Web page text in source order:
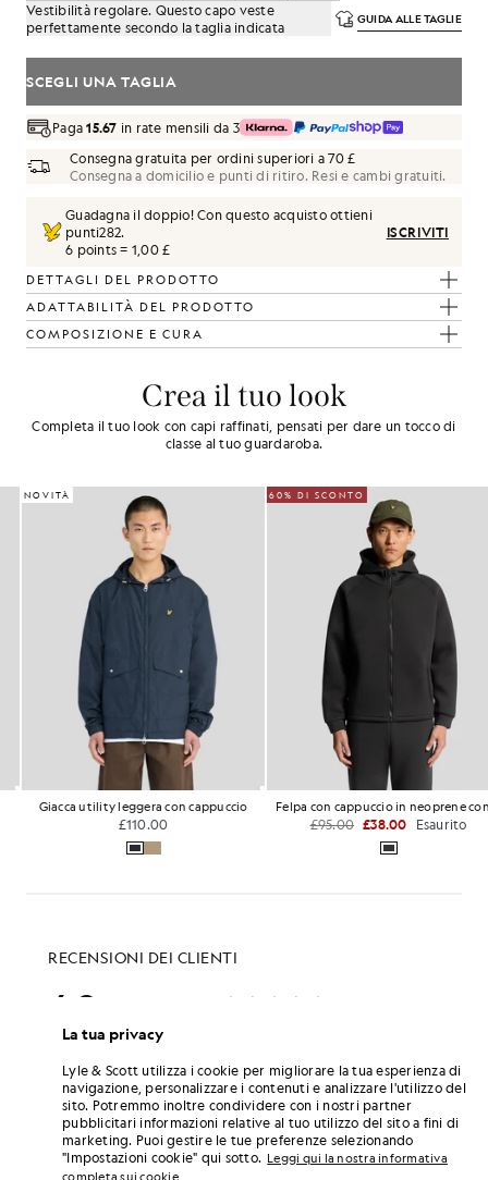
Vestibilità regolare. Questo capo veste
perfettamente secondo la taglia indicata
GUIDA ALLE TAGLIE
SCEGLI UNA TAGLIA
Paga15.67 in rate mensili da 3
Consegna gratuita per ordini superiori a 70 £
Consegna a domicilio e punti di ritiro. Resi e cambi gratuiti.
Guadagna il doppio! Con questo acquisto ottieni
punti282.
6 points = 1,00 £
ISCRIVITI
DETTAGLI DEL PRODOTTO
ADATTABILITÀ DEL PRODOTTO
COMPOSIZIONE E CURA
Crea il tuo look
Completa il tuo look con capi raffinati, pensati per dare un tocco di
classe al tuo guardaroba.
NOVITÀ
Giacca utility leggera con cappuccio
£110.00
60% DI SCONTO
Felpa con cappuccio in neoprene con zip integrale
£95.00 £38.00 Esaurito
La tua privacy
Lyle & Scott utilizza i cookie per migliorare la tua esperienza di
navigazione, personalizzare i contenuti e analizzare l'utilizzo del
sito. Potremmo inoltre condividere con i nostri partner
pubblicitari informazioni relative al tuo utilizzo del sito a fini di
marketing. Puoi gestire le tue preferenze selezionando
"Impostazioni cookie" qui sotto. Leggi qui la nostra informativa